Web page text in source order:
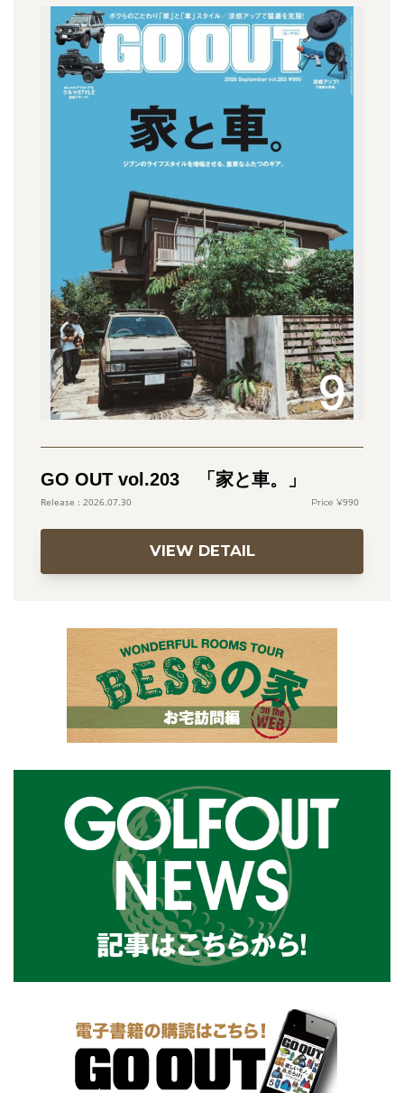
GO OUT vol.203 「家と車。」
2026.07.30 990
VIEW DETAIL